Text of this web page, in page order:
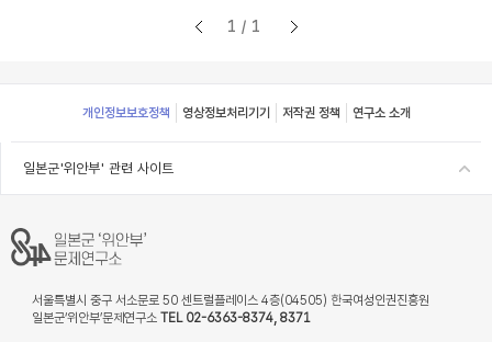
1/1
Footer
개인정보보호정책 영상정보처리기기 저작권 정책 연구소 소개
일본군'위안부' 관련 사이트
서울특별시 중구 서소문로 50 센트럴플레이스 4층(04505) 한국여성인권진흥원
일본군‘위안부’문제연구소 TEL 02-6363-8374, 8371